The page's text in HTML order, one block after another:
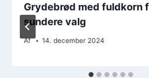
Grydebrød med fuldkorn
sundere valg
Af 14. december 2024